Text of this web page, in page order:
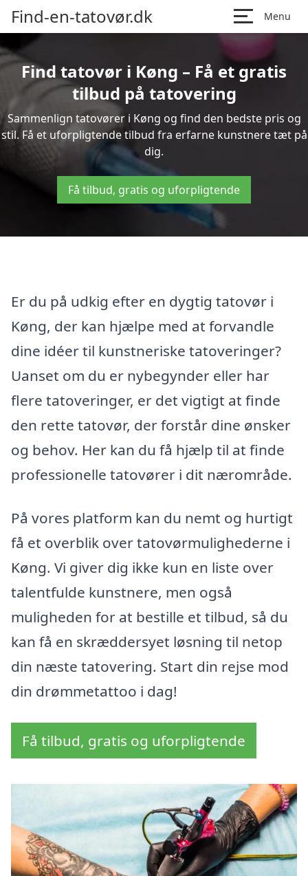
Find-en-tatovør.dk Menu
Find tatovør i Køng – Få et gratis
tilbud på tatovering
Sammenlign tatovører i Køng og find den bedste pris og
stil. Få et uforpligtende tilbud fra erfarne kunstnere tæt på
dig.
Få tilbud, gratis og uforpligtende
Er du på udkig efter en dygtig tatovør i
Køng, der kan hjælpe med at forvandle
dine idéer til kunstneriske tatoveringer?
Uanset om du er nybegynder eller har
flere tatoveringer, er det vigtigt at finde
den rette tatovør, der forstår dine ønsker
og behov. Her kan du få hjælp til at finde
professionelle tatovører i dit nærområde.
På vores platform kan du nemt og hurtigt
få et overblik over tatovørmulighederne i
Køng. Vi giver dig ikke kun en liste over
talentfulde kunstnere, men også
muligheden for at bestille et tilbud, så du
kan få en skræddersyet løsning til netop
din næste tatovering. Start din rejse mod
din drømmetattoo i dag!
Få tilbud, gratis og uforpligtende